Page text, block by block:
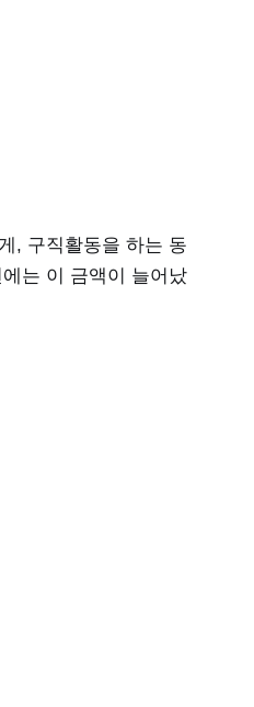
, 구직활동을 하는 동
는 이 금액이 늘어났